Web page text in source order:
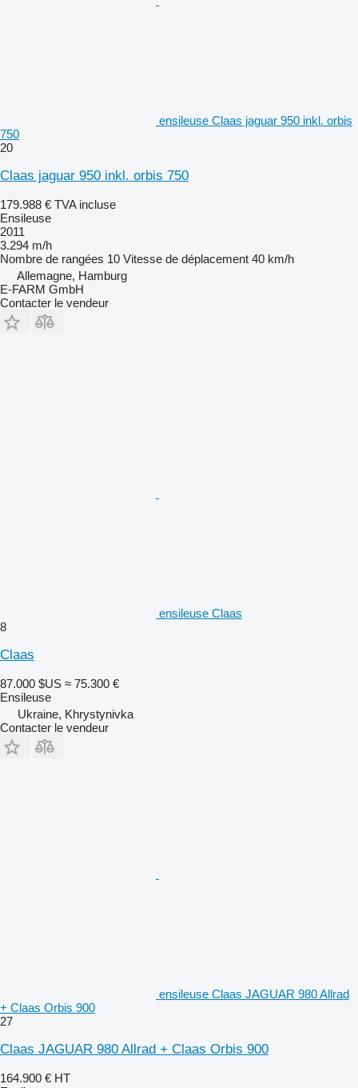
ensileuse Claas jaguar 950 inkl. orbis
750
20
Claas jaguar 950 inkl. orbis 750
179.988 € TVA incluse
Ensileuse
2011
3.294 m/h
Nombre de rangées 10 Vitesse de déplacement 40 km/h
Allemagne, Hamburg
E-FARM GmbH
Contacter le vendeur
ensileuse Claas
8
Claas
87.000 $US ≈ 75.300 €
Ensileuse
Ukraine, Khrystynivka
Contacter le vendeur
ensileuse Claas JAGUAR 980 Allrad
+ Claas Orbis 900
27
Claas JAGUAR 980 Allrad + Claas Orbis 900
164.900 € HT